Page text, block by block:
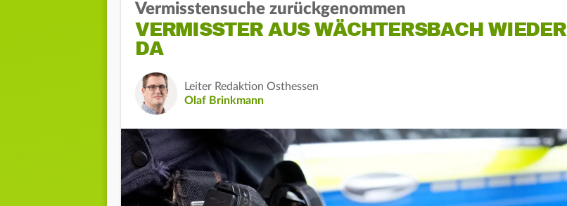
Vermisstensuche zurückgenommen
VERMISSTER AUS WÄCHTERSBACH WIEDER
DA
Leiter Redaktion Osthessen
Olaf Brinkmann